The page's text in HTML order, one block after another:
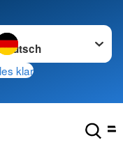
wechseln zu
klar